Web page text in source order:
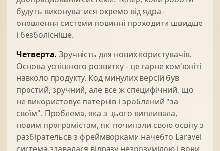
будуть виконуватися окремо від ядра -
оновлення системи повинні проходити швидше
і безболісніше.
Четверта. Зручність для нових користувачів.
Основа успішного розвитку - це гарне ком'юніті
навколо продукту. Код минулих версій був
простий, зручний, але все ж специфічний, що
не використовує патернів і зроблений "за
своїм". Проблема, яка з цього випливала,
новим програмістам, які починали свою освіту з
разбірательсв з фреймворками начебто Laravel
система здавалася відразу незрозумілою і вони